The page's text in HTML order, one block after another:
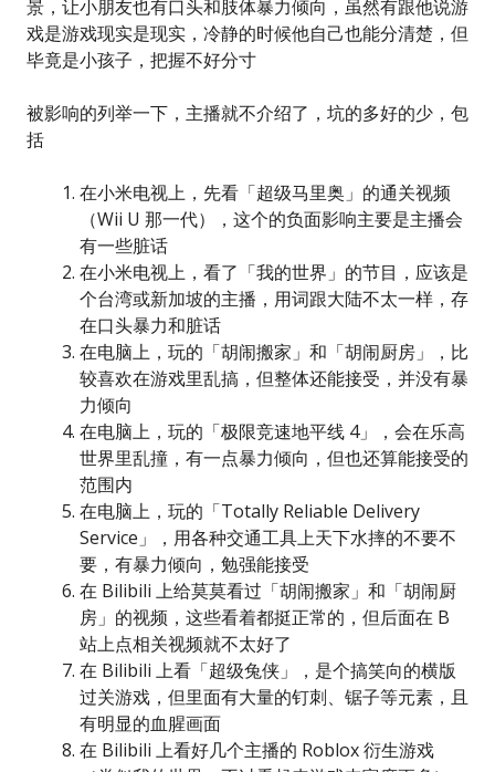
景，让小朋友也有口头和肢体暴力倾向，虽然有跟他说游
戏是游戏现实是现实，冷静的时候他自己也能分清楚，但
毕竟是小孩子，把握不好分寸
被影响的列举一下，主播就不介绍了，坑的多好的少，包
括
在小米电视上，先看「超级马里奥」的通关视频
（Wii U 那一代），这个的负面影响主要是主播会
有一些脏话
在小米电视上，看了「我的世界」的节目，应该是
个台湾或新加坡的主播，用词跟大陆不太一样，存
在口头暴力和脏话
在电脑上，玩的「胡闹搬家」和「胡闹厨房」，比
较喜欢在游戏里乱搞，但整体还能接受，并没有暴
力倾向
在电脑上，玩的「极限竞速地平线 4」，会在乐高
世界里乱撞，有一点暴力倾向，但也还算能接受的
范围内
在电脑上，玩的「Totally Reliable Delivery
Service」，用各种交通工具上天下水摔的不要不
要，有暴力倾向，勉强能接受
在 Bilibili 上给莫莫看过「胡闹搬家」和「胡闹厨
房」的视频，这些看着都挺正常的，但后面在 B
站上点相关视频就不太好了
在 Bilibili 上看「超级兔侠」，是个搞笑向的横版
过关游戏，但里面有大量的钉刺、锯子等元素，且
有明显的血腥画面
在 Bilibili 上看好几个主播的 Roblox 衍生游戏